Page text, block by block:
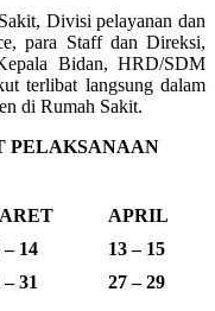
Divisi pelayanan dan
para Staff dan Direksi,
Bidan, HRD/SDM
terlibat langsung dalam
di Rumah Sakit.
PELAKSANAAN
APRIL
– 14
13 – 15
– 31 27 – 29